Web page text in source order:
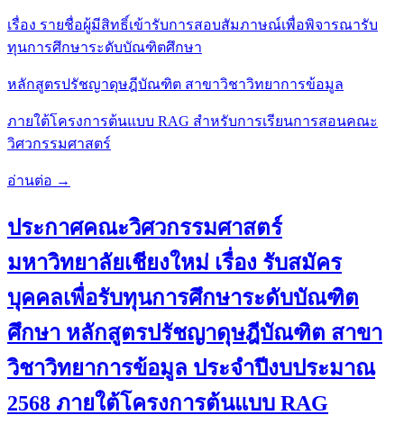
เรื่อง รายชื่อผู้มีสิทธิ์เข้ารับการสอบสัมภาษณ์เพื่อพิจารณารับ
ทุนการศึกษาระดับบัณฑิตศึกษา
หลักสูตรปรัชญาดุษฎีบัณฑิต สาขาวิชาวิทยาการข้อมูล
ภายใต้โครงการต้นแบบ RAG สำหรับการเรียนการสอนคณะ
วิศวกรรมศาสตร์
อ่านต่อ →
ประกาศคณะวิศวกรรมศาสตร์
มหาวิทยาลัยเชียงใหม่ เรื่อง รับสมัคร
บุคคลเพื่อรับทุนการศึกษาระดับบัณฑิต
ศึกษา หลักสูตรปรัชญาดุษฎีบัณฑิต สาขา
วิชาวิทยาการข้อมูล ประจำปีงบประมาณ
2568 ภายใต้โครงการต้นแบบ RAG